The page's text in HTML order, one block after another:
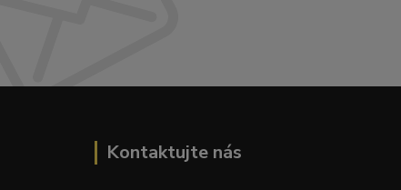
Kontaktujte nás